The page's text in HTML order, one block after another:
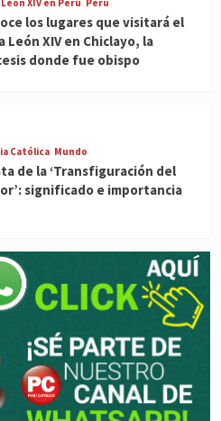
los lugares que visitará el
León XIV en Chiclayo, la
donde fue obispo
Católica Mundo
de la ‘Transfiguración del
significado e importancia